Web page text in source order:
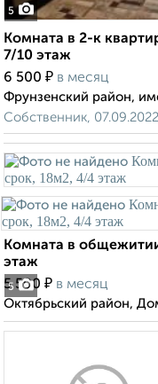
5
Комната в 2-к
7/10 этаж
6 500 ₽ в месяц
Фрунзенский район,
Собственник, 07.09.2022
5
Комната в
этаж
5 500 ₽ в месяц
Октябрьский район,